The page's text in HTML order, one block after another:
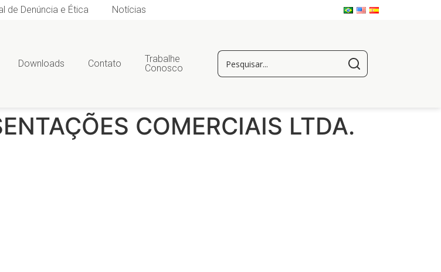
de Denúncia e Ética Notícias
Downloads Contato
Trabalhe
Conosco
COMERCIAIS LTDA.